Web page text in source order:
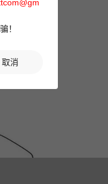
！
取消